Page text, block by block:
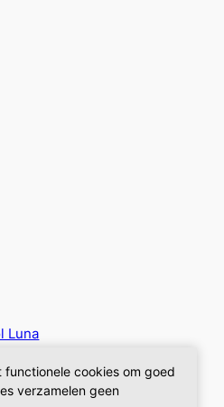
Luna
cookies om goed
verzamelen geen